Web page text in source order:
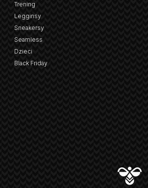
Trening
Legginsy
Sneakersy
Seamless
Dzieci
Black Friday